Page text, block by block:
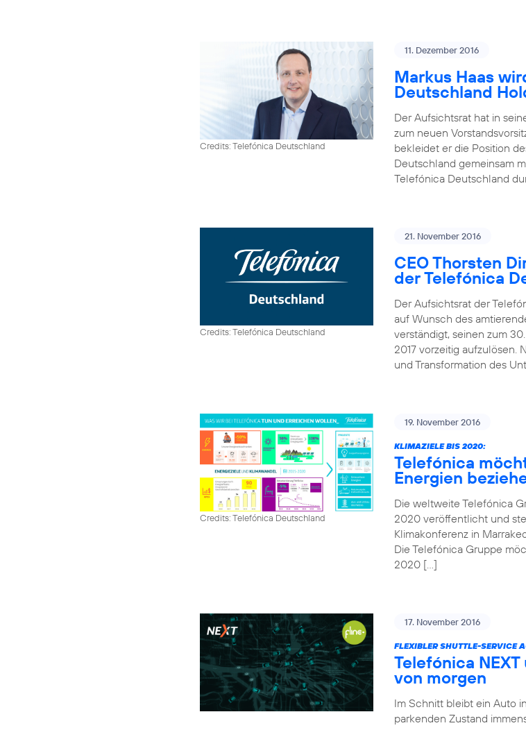
Credits: Telefónica Deutschland
11. Dezember 2016
Markus Haas
Deutschland
Der Aufsichtsrat hat in
zum neuen
bekleidet er die Position
Deutschland gemeinsam
Telefónica Deutschland
Credits: Telefónica Deutschland
21. November 2016
CEO Thorsten
der Telefónica
Der Aufsichtsrat der
auf Wunsch des
verständigt, seinen zum
2017 vorzeitig aufzulösen.
und Transformation des
Credits: Telefónica Deutschland
19. November 2016
KLIMAZIELE BIS 2020:
Telefónica
Energien
Die weltweite Telefónica
2020 veröffentlicht und
Klimakonferenz in
Die Telefónica Gruppe
2020 […]
17. November 2016
FLEXIBLER SHUTTLE-SERVICE
Telefónica
von morgen
Im Schnitt bleibt ein Auto
parkenden Zustand